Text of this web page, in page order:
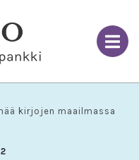
kirjojen maailmassa